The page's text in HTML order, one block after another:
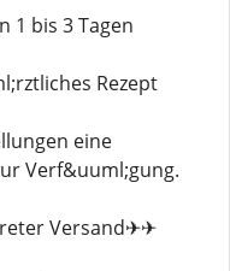
1 bis 3 Tagen
Rezept
eine
Verf&uuml;gung.
Versand✈✈